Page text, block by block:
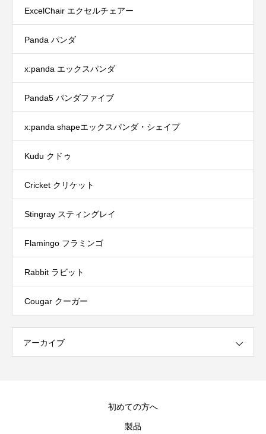
ExcelChair エクセルチェアー
Panda パンダ
x:panda エックスパンダ
Panda5 パンダファイブ
x:panda shapeエックスパンダ・シェイプ
Kudu クドゥ
Cricket クリケット
Stingray スティングレイ
Flamingo フラミンゴ
Rabbit ラビット
Cougar クーガー
アーカイブ
初めての方へ
製品